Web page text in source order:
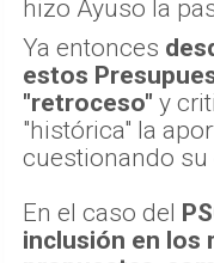
hizo Ayuso la
Ya entonces
estos
"retroceso" y
"histórica" la
cuestionando su
En el caso del
inclusión en los